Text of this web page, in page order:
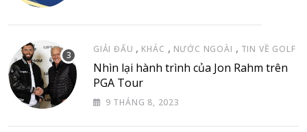
GIẢI ĐẤU , KHÁC , NƯỚC NGOÀI , TIN VỀ GOLF
Nhìn lại hành trình của Jon Rahm trên
PGA Tour
9 THÁNG 8, 2023